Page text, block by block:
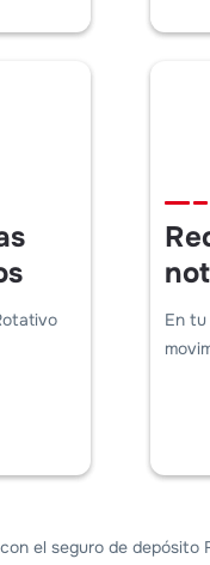
En
el seguro de depósito